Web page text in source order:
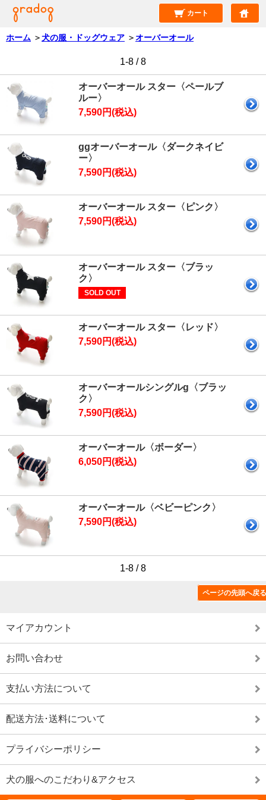
カート
ホーム ＞犬の服・ドッグウェア ＞オーバーオール
1-8 / 8
オーバーオール スター〈ペールブ
ルー〉
7,590円(税込)
ggオーバーオール〈ダークネイビ
ー〉
7,590円(税込)
オーバーオール スター〈ピンク〉
7,590円(税込)
オーバーオール スター〈ブラッ
ク〉
SOLD OUT
オーバーオール スター〈レッド〉
7,590円(税込)
オーバーオールシングルg〈ブラッ
ク〉
7,590円(税込)
オーバーオール〈ボーダー〉
6,050円(税込)
オーバーオール〈ベビーピンク〉
7,590円(税込)
1-8 / 8
ページの先頭へ戻る
マイアカウント
お問い合わせ
支払い方法について
配送方法･送料について
プライバシーポリシー
犬の服へのこだわり&アクセス